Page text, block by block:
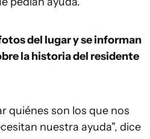
del lugar yse informan
la historia del residente
quiénes son los que nos
nuestra ayuda", dice